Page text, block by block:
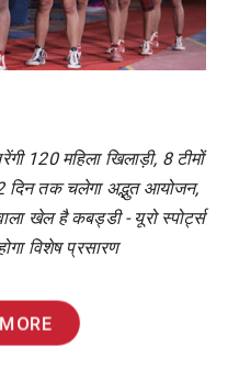
120 महिला खिलाड़ी, 8 टीमों
दिन तक चलेगा अद्भुत आयोजन,
खेल है कबड्डी- यूरो स्पोर्ट्स
विशेष प्रसारण